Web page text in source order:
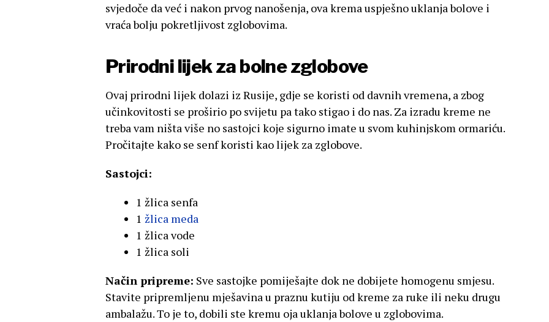
svjedoče da već i nakon prvog nanošenja, ova krema uspješno uklanja bolove i
vraća bolju pokretljivost zglobovima.
Prirodni lijek za bolne zglobove
Ovaj prirodni lijek dolazi iz Rusije, gdje se koristi od davnih vremena, a zbog
učinkovitosti se proširio po svijetu pa tako stigao i do nas. Za izradu kreme ne
treba vam ništa više no sastojci koje sigurno imate u svom kuhinjskom ormariću.
Pročitajte kako se senf koristi kao lijek za zglobove.
Sastojci:
1 žlica senfa
1 žlica meda
1 žlica vode
1 žlica soli
Način pripreme: Sve sastojke pomiješajte dok ne dobijete homogenu smjesu.
Stavite pripremljenu mješavina u praznu kutiju od kreme za ruke ili neku drugu
ambalažu. To je to, dobili ste kremu oja uklanja bolove u zglobovima.